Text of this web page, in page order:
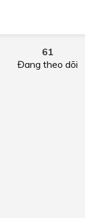
61
Đang theo dõi